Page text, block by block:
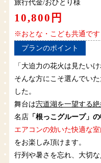
旅行代金/おひとり様
10,800円
※おとな・こども共通です
プランのポイント
「大迫力の花火は見たい
そんな方にこそ選んでいた
した。
舞台は宍道湖を一望する
名店「根っこグループ」
エアコンの効いた快適な室
をお楽しみ頂けます。
行列や暑さを忘れ、大切